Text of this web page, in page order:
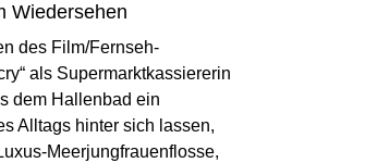
Wiedersehen
des Film/Fernseh-
als Supermarktkassiererin
dem Hallenbad ein
Alltags hinter sich lassen,
Meerjungfrauenflosse,